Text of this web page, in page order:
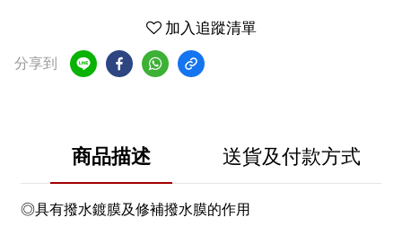
加入追蹤清單
分享到
商品描述 送貨及付款方式
◎具有撥水鍍膜及修補撥水膜的作用